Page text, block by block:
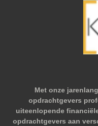
Met onze
opdrachtgevers
uiteenlopende
opdrachtgevers aan